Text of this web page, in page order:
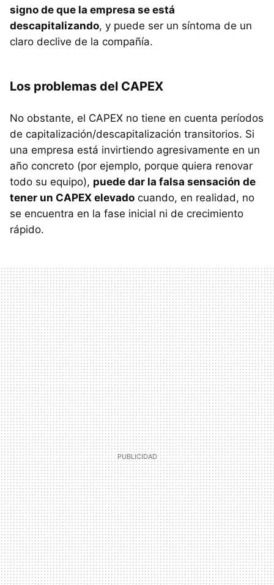
signo de que la empresa se está
descapitalizando, y puede ser un síntoma de un
claro declive de la compañía.
Los problemas del CAPEX
No obstante, el CAPEX no tiene en cuenta períodos
de capitalización/descapitalización transitorios. Si
una empresa está invirtiendo agresivamente en un
año concreto (por ejemplo, porque quiera renovar
todo su equipo), puede dar la falsa sensación de
tener un CAPEX elevado cuando, en realidad, no
se encuentra en la fase inicial ni de crecimiento
rápido.